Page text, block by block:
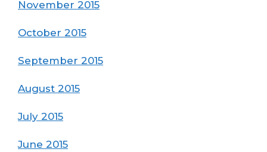
November 2015
October 2015
September 2015
August 2015
July 2015
June 2015